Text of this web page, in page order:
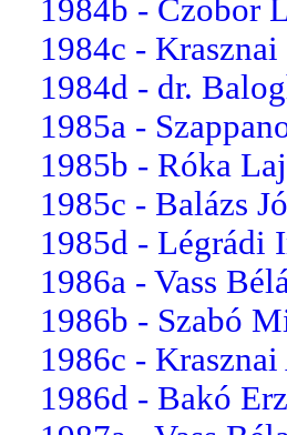
1984b - Czobor
1984c - Krasznai
1984d - dr.
1985a -
1985b - Róka
1985c - Balázs
1985d - Légrádi
1986a - Vass
1986b - Szabó
1986c - Krasznai
1986d - Bakó